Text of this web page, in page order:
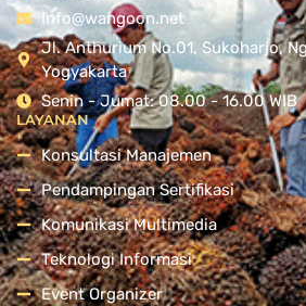
Info@wangoon.net
Jl. Anthurium No.01, Sukoharjo,
Yogyakarta
Senin - Jumat: 08.00 - 16.00 WIB
LAYANAN
Konsultasi Manajemen
Pendampingan Sertifikasi
Komunikasi Multimedia
Teknologi Informasi
Event Organizer